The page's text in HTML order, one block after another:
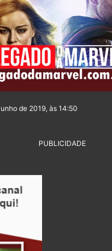
de 2019, às 14:50
PUBLICIDADE